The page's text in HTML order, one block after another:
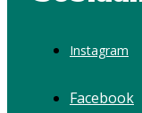
Instagram
Facebook